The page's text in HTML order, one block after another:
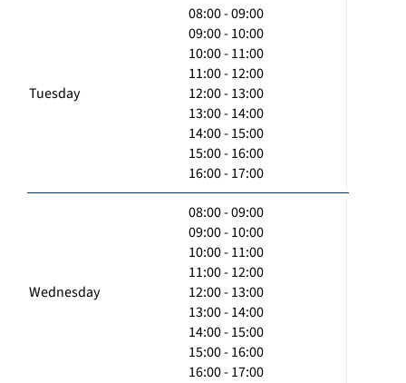
Tuesday
08:00 - 09:00
09:00 - 10:00
10:00 - 11:00
11:00 - 12:00
12:00 - 13:00
13:00 - 14:00
14:00 - 15:00
15:00 - 16:00
16:00 - 17:00
Wednesday
08:00 - 09:00
09:00 - 10:00
10:00 - 11:00
11:00 - 12:00
12:00 - 13:00
13:00 - 14:00
14:00 - 15:00
15:00 - 16:00
16:00 - 17:00